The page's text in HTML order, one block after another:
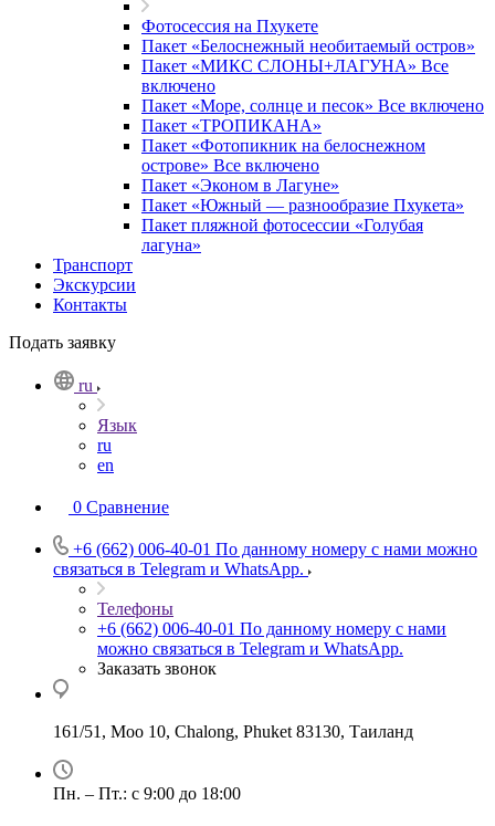
Фотоcессия на Пхукете
Пакет «Белоснежный необитаемый остров»
Пакет «МИКС СЛОНЫ+ЛАГУНА» Все
включено
Пакет «Море, солнце и песок» Все включено
Пакет «ТРОПИКАНА»
Пакет «Фотопикник на белоснежном
острове» Все включено
Пакет «Эконом в Лагуне»
Пакет «Южный — разнообразие Пхукета»
Пакет пляжной фотосессии «Голубая
лагуна»
Транспорт
Экскурсии
Контакты
Подать заявку
ru
Язык
ru
en
0 Сравнение
+6 (662) 006-40-01 По данному номеру с нами можно
связаться в Telegram и WhatsApp.
Телефоны
+6 (662) 006-40-01 По данному номеру с нами
можно связаться в Telegram и WhatsApp.
Заказать звонок
161/51, Moo 10, Chalong, Phuket 83130, Таиланд
Пн. – Пт.: с 9:00 до 18:00